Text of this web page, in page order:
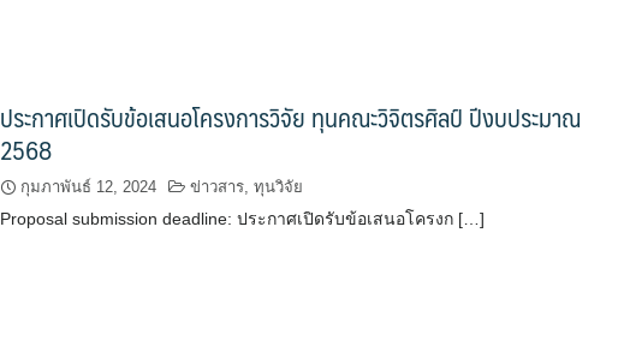
ประกาศเปิดรับข้อเสนอโครงการวิจัย ทุนคณะวิจิตรศิลป์ ปีงบประมาณ
2568
กุมภาพันธ์ 12, 2024 ข่าวสาร ,ทุนวิจัย
Proposal submission deadline: ประกาศเปิดรับข้อเสนอโครงก […]